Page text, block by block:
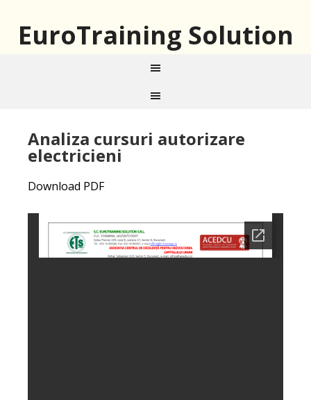
EuroTraining Solution
Analiza cursuri autorizare
electricieni
Download PDF